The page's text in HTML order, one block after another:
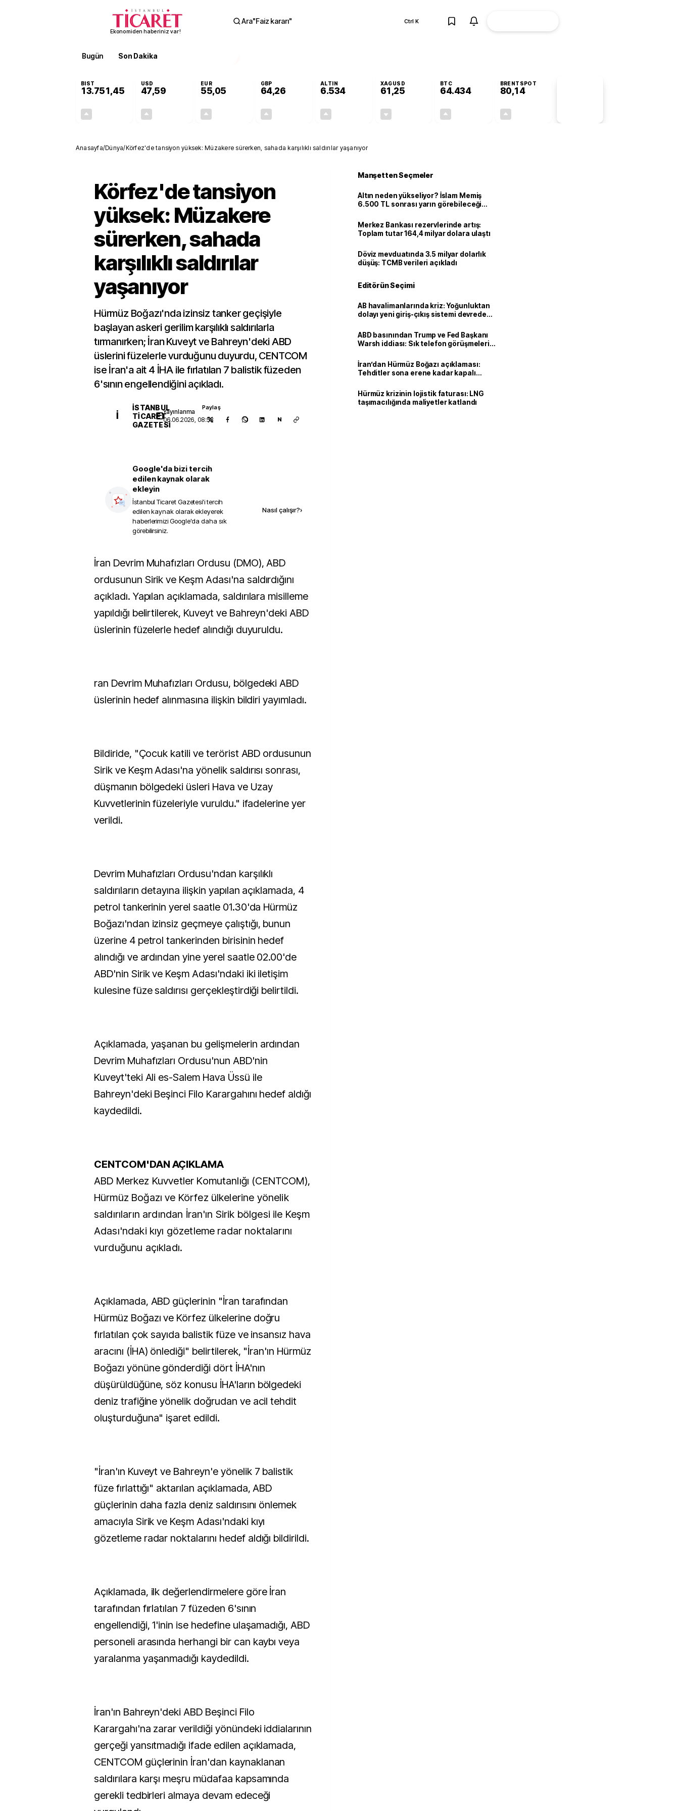
Ekonomiden haberiniz var!
Ara"Faiz kararı" Ctrl K
Bugün Son Dakika
BIST
13.751,45
USD
47,59
EUR
55,05
GBP
64,26
ALTIN
6.534
XAGUSD
61,25
BTC
64.434
BRENTSPOT
80,14
Anasayfa/Dünya/Körfez'de tansiyon yüksek: Müzakere sürerken, sahada karşılıklı saldırılar yaşanıyor
Körfez'de tansiyon
yüksek: Müzakere
sürerken, sahada
karşılıklı saldırılar
yaşanıyor
Hürmüz Boğazı'nda izinsiz tanker geçişiyle
başlayan askeri gerilim karşılıklı saldırılarla
tırmanırken; İran Kuveyt ve Bahreyn'deki ABD
üslerini füzelerle vurduğunu duyurdu, CENTCOM
ise İran'a ait 4 İHA ile fırlatılan 7 balistik füzeden
6'sının engellendiğini açıkladı.
İ
İSTANBUL
TICARET
GAZETESI
Yayınlanma
06.06.2026, 08:53
Paylaş
N
Google'da bizi tercih
edilen kaynak olarak
ekleyin
İstanbul Ticaret Gazetesi'i tercih
edilen kaynak olarak ekleyerek
haberlerimizi Google'da daha sık
görebilirsiniz.
Nasıl çalışır?›
İran Devrim Muhafızları Ordusu (DMO), ABD
ordusunun Sirik ve Keşm Adası'na saldırdığını
açıkladı. Yapılan açıklamada, saldırılara misilleme
yapıldığı belirtilerek, Kuveyt ve Bahreyn'deki ABD
üslerinin füzelerle hedef alındığı duyuruldu.
ran Devrim Muhafızları Ordusu, bölgedeki ABD
üslerinin hedef alınmasına ilişkin bildiri yayımladı.
Bildiride, "Çocuk katili ve terörist ABD ordusunun
Sirik ve Keşm Adası'na yönelik saldırısı sonrası,
düşmanın bölgedeki üsleri Hava ve Uzay
Kuvvetlerinin füzeleriyle vuruldu." ifadelerine yer
verildi.
Devrim Muhafızları Ordusu'ndan karşılıklı
saldırıların detayına ilişkin yapılan açıklamada, 4
petrol tankerinin yerel saatle 01.30'da Hürmüz
Boğazı'ndan izinsiz geçmeye çalıştığı, bunun
üzerine 4 petrol tankerinden birisinin hedef
alındığı ve ardından yine yerel saatle 02.00'de
ABD'nin Sirik ve Keşm Adası'ndaki iki iletişim
kulesine füze saldırısı gerçekleştirdiği belirtildi.
Açıklamada, yaşanan bu gelişmelerin ardından
Devrim Muhafızları Ordusu'nun ABD'nin
Kuveyt'teki Ali es-Salem Hava Üssü ile
Bahreyn'deki Beşinci Filo Karargahını hedef aldığı
kaydedildi.
CENTCOM'DAN AÇIKLAMA
ABD Merkez Kuvvetler Komutanlığı (CENTCOM),
Hürmüz Boğazı ve Körfez ülkelerine yönelik
saldırıların ardından İran'ın Sirik bölgesi ile Keşm
Adası'ndaki kıyı gözetleme radar noktalarını
vurduğunu açıkladı.
Açıklamada, ABD güçlerinin "İran tarafından
Hürmüz Boğazı ve Körfez ülkelerine doğru
fırlatılan çok sayıda balistik füze ve insansız hava
aracını (İHA) önlediği" belirtilerek, "İran'ın Hürmüz
Boğazı yönüne gönderdiği dört İHA'nın
düşürüldüğüne, söz konusu İHA'ların bölgedeki
deniz trafiğine yönelik doğrudan ve acil tehdit
oluşturduğuna" işaret edildi.
"İran'ın Kuveyt ve Bahreyn'e yönelik 7 balistik
füze fırlattığı" aktarılan açıklamada, ABD
güçlerinin daha fazla deniz saldırısını önlemek
amacıyla Sirik ve Keşm Adası'ndaki kıyı
gözetleme radar noktalarını hedef aldığı bildirildi.
Açıklamada, ilk değerlendirmelere göre İran
tarafından fırlatılan 7 füzeden 6'sının
engellendiği, 1'inin ise hedefine ulaşamadığı, ABD
personeli arasında herhangi bir can kaybı veya
yaralanma yaşanmadığı kaydedildi.
İran'ın Bahreyn'deki ABD Beşinci Filo
Karargahı'na zarar verildiği yönündeki iddialarının
gerçeği yansıtmadığı ifade edilen açıklamada,
CENTCOM güçlerinin İran'dan kaynaklanan
saldırılara karşı meşru müdafaa kapsamında
gerekli tedbirleri almaya devam edeceği
Manşetten Seçmeler
Altın neden yükseliyor? İslam Memiş
6.500 TL sonrası yarın görebileceği
Merkez Bankası rezervlerinde artış:
Toplam tutar 164,4 milyar dolara ulaştı
Döviz mevduatında 3.5 milyar dolarlık
düşüş: TCMB verileri açıkladı
Editörün Seçimi
AB havalimanlarında kriz: Yoğunluktan
dolayı yeni giriş-çıkış sistemi devreden
ABD basınından Trump ve Fed Başkanı
Warsh iddiası: Sık telefon görüşmeleri
İran’dan Hürmüz Boğazı açıklaması:
Tehditler sona erene kadar kapalı
Hürmüz krizinin lojistik faturası: LNG
taşımacılığında maliyetler katlandı